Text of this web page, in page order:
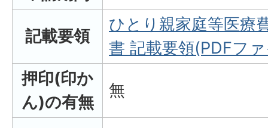
記載要領
ひとり親家庭等医療
書 記載要領(PDFフ
押印(印か
ん)の有無
無